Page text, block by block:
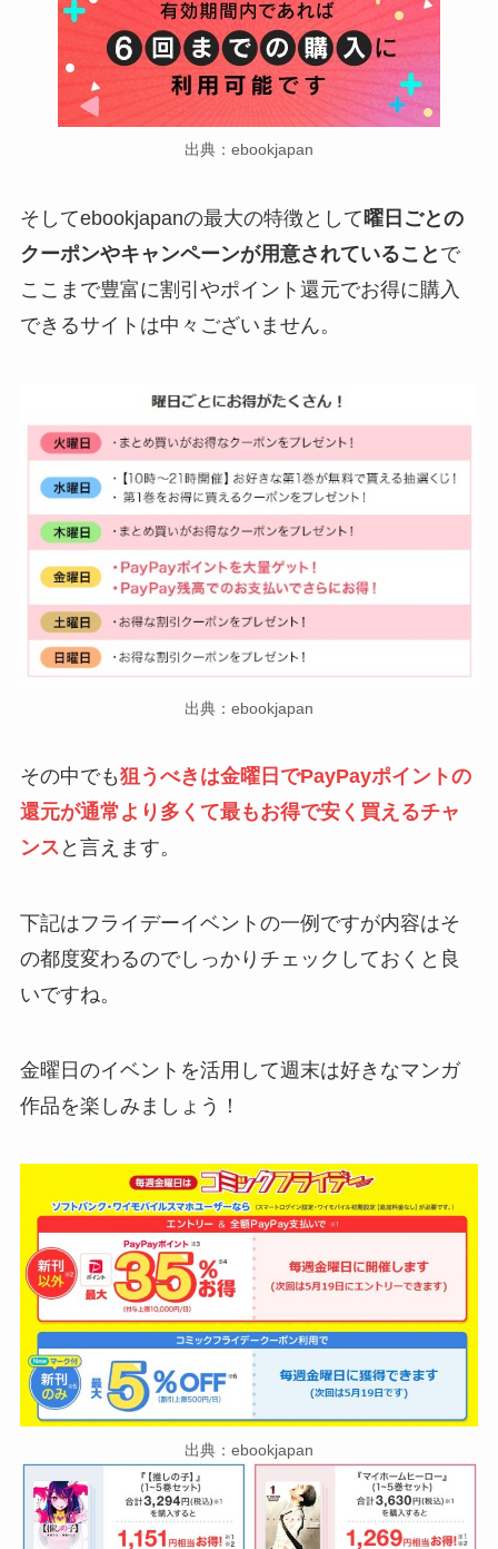
出典：ebookjapan
そしてebookjapanの最大の特徴として曜日ごとの
クーポンやキャンペーンが用意されていること で
ここまで豊富に割引やポイント還元でお得に購入
できるサイトは中々ございません。
出典：ebookjapan
その中でも狙うべきは金曜日でPayPayポイントの
還元が通常より多くて最もお得で安く買えるチャ
ンス と言えます。
下記はフライデーイベントの一例ですが内容はそ
の都度変わるのでしっかりチェックしておくと良
いですね。
金曜日のイベントを活用して週末は好きなマンガ
作品を楽しみましょう！
出典：ebookjapan